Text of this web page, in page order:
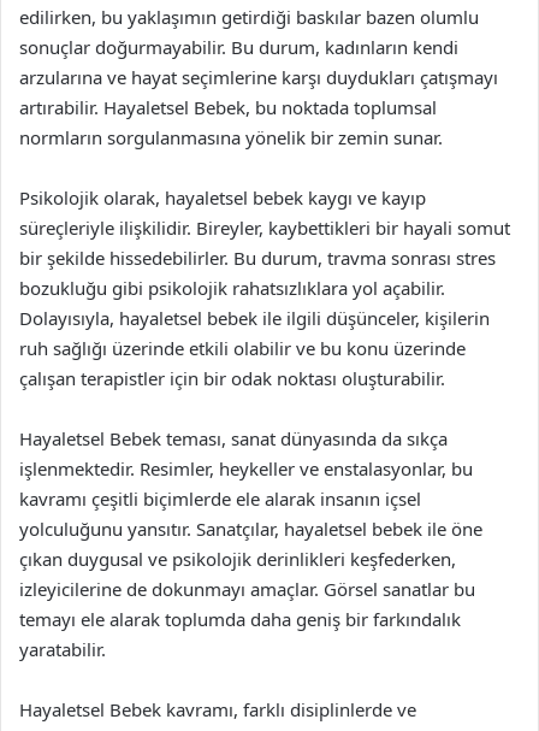
edilirken, bu yaklaşımın getirdiği baskılar bazen olumlu
sonuçlar doğurmayabilir. Bu durum, kadınların kendi
arzularına ve hayat seçimlerine karşı duydukları çatışmayı
artırabilir. Hayaletsel Bebek, bu noktada toplumsal
normların sorgulanmasına yönelik bir zemin sunar.
Psikolojik olarak, hayaletsel bebek kaygı ve kayıp
süreçleriyle ilişkilidir. Bireyler, kaybettikleri bir hayali somut
bir şekilde hissedebilirler. Bu durum, travma sonrası stres
bozukluğu gibi psikolojik rahatsızlıklara yol açabilir.
Dolayısıyla, hayaletsel bebek ile ilgili düşünceler, kişilerin
ruh sağlığı üzerinde etkili olabilir ve bu konu üzerinde
çalışan terapistler için bir odak noktası oluşturabilir.
Hayaletsel Bebek teması, sanat dünyasında da sıkça
işlenmektedir. Resimler, heykeller ve enstalasyonlar, bu
kavramı çeşitli biçimlerde ele alarak insanın içsel
yolculuğunu yansıtır. Sanatçılar, hayaletsel bebek ile öne
çıkan duygusal ve psikolojik derinlikleri keşfederken,
izleyicilerine de dokunmayı amaçlar. Görsel sanatlar bu
temayı ele alarak toplumda daha geniş bir farkındalık
yaratabilir.
Hayaletsel Bebek kavramı, farklı disiplinlerde ve